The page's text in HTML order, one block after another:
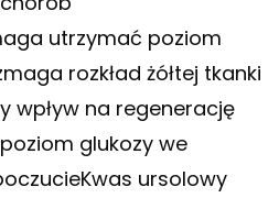
utrzymać poziom
rozkład żółtej tkanki
wpływ na regenerację
glukozy we
ursolowy